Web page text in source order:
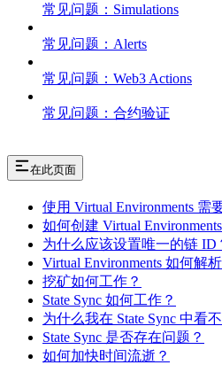
常见问题：Simulations
常见问题：Alerts
常见问题：Web3 Actions
常见问题：合约验证
在此页面
使用 Virtual Environments 需
如何创建 Virtual Environments
为什么应该设置唯一的链 ID
Virtual Environments 如何解
挖矿如何工作？
State Sync 如何工作？
为什么我在 State Sync 中看
State Sync 是否存在问题？
如何加快时间流逝？